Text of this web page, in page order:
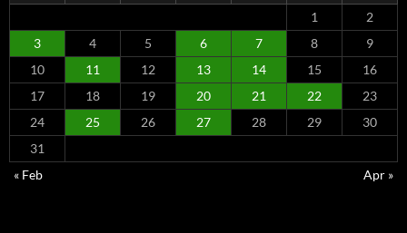
1
2
3
4 5 6 7 8
9
10
11 12 13 14 15
16
17
18 19 20 21 22
23
24
25 26 27 28 29
30
31
« Feb
Apr »